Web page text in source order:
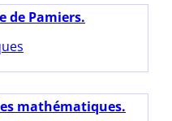
de Pamiers.
mathématiques.